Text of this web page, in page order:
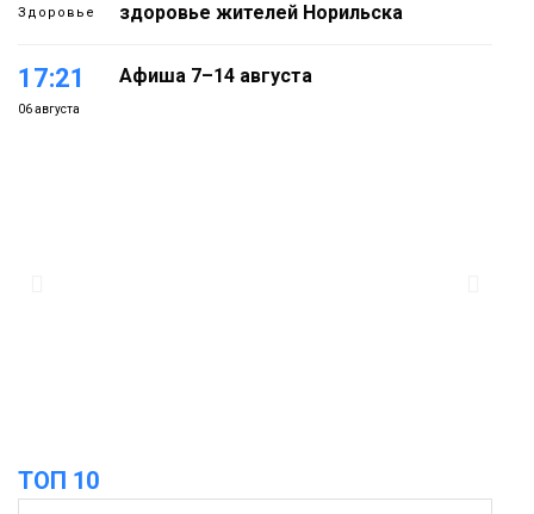
Здоровье
здоровье жителей Норильска
17:21
06 августа
Афиша 7–14 августа
ТОП 10